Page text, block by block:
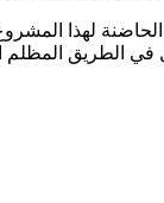
لهذا
في الطريق